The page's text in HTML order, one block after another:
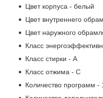
Цвет корпуса - белый
Цвет внутреннего
Цвет наружного
Класс
Класс стирки - A
Класс отжима - C
Количество программ -